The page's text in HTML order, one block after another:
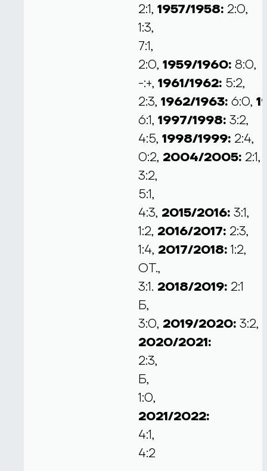
2:1,1957/1958: 2:0,
1:3,
7:1,
2:0,1959/1960:8:0,
-:+,1961/1962: 5:2,
2:3,1962/1963:6:0,
6:1,1997/1998: 3:2,
4:5,1998/1999: 2:4,
0:2, 2004/2005: 2:1,
3:2,
5:1,
4:3, 2015/2016:3:1,
1:2, 2016/2017: 2:3,
1:4, 2017/2018:1:2,
ОТ.,
3:1. 2018/2019: 2:1
Б,
3:0, 2019/2020:3:2,
2020/2021:
2:3,
Б,
1:0,
2021/2022:
4:1,
4:2